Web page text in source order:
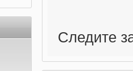
Следите